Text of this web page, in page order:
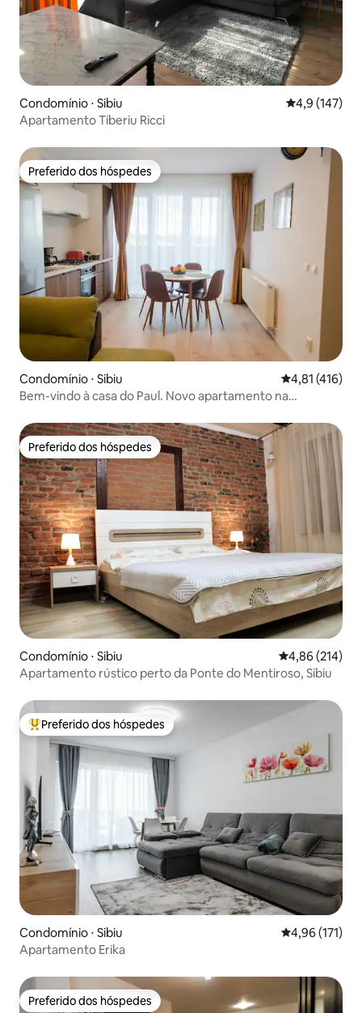
Condomínio ⋅ Sibiu 4,9 de uma
4,9 (147)
Apartamento Tiberiu Ricci
Preferido dos hóspedes
Preferido dos hóspedes
Condomínio ⋅ Sibiu 4,81 de uma
4,81 (416)
Bem-vindo à casa do Paul. Novo apartamento na
Preferido dos hóspedes
Preferido dos hóspedes
Condomínio ⋅ Sibiu 4,86 de uma
4,86 (214)
Apartamento rústico perto da Ponte do Mentiroso, Sibiu
Entre os melhores preferidos dos hóspedes
Preferido dos hóspedes
Condomínio ⋅ Sibiu 4,96 de uma
4,96 (171)
Apartamento Erika
Preferido dos hóspedes
Preferido dos hóspedes